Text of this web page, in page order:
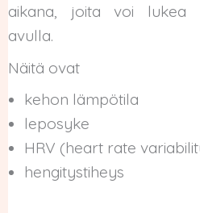
aikana, joita voi lukea
avulla.
Näitä ovat
kehon lämpötila
leposyke
HRV (heart rate
hengitystiheys